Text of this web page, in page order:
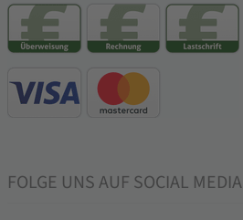
FOLGE UNS AUF SOCIAL MEDIA